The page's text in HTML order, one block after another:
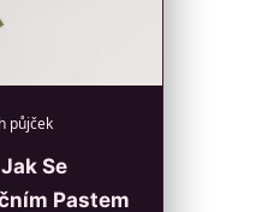
půjček
Se
Pastem